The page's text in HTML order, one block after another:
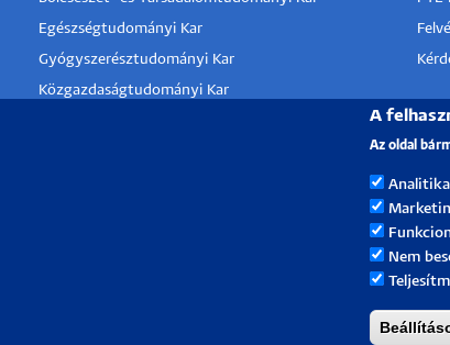
Egészségtudományi Kar
Gyógyszerésztudományi Kar
Közgazdaságtudományi Kar
Kancellária|
A
Az oldal
Nem